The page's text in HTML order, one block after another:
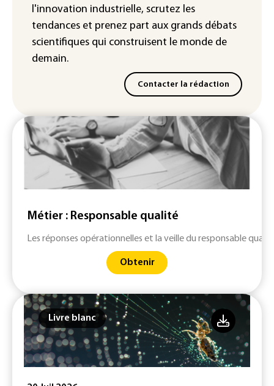
l'innovation industrielle, scrutez les
tendances et prenez part aux grands débats
scientifiques qui construisent le monde de
demain.
Contacter la rédaction
Métier : Responsable qualité
Les réponses opérationnelles et la veille du responsable
Obtenir
Livre blanc